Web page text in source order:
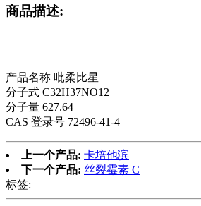
商品描述:
产品名称 吡柔比星
分子式 C32H37NO12
分子量 627.64
CAS 登录号 72496-41-4
上一个产品: 卡培他滨
下一个产品: 丝裂霉素 C
标签: